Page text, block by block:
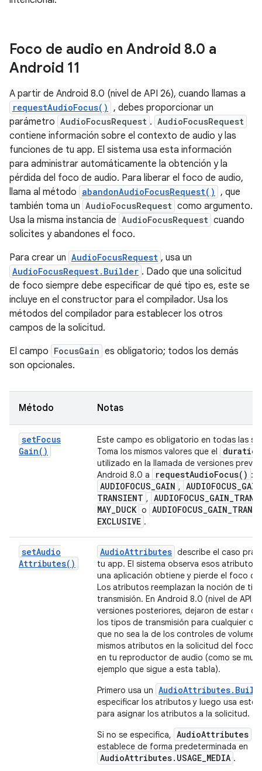
Foco de audio en Android 8.0 a
Android 11
A partir de Android 8.0 (nivel de API 26), cuando llamas a
requestAudioFocus() , debes proporcionar un
parámetro AudioFocusRequest . AudioFocusRequest
contiene información sobre el contexto de audio y las
funciones de tu app. El sistema usa esta información
para administrar automáticamente la obtención y la
pérdida del foco de audio. Para liberar el foco de audio,
llama al método abandonAudioFocusRequest() , que
también toma un AudioFocusRequest como argumento.
Usa la misma instancia de AudioFocusRequest cuando
solicites y abandones el foco.
Para crear un AudioFocusRequest , usa un
AudioFocusRequest.Builder . Dado que una solicitud
de foco siempre debe especificar de qué tipo es, este se
incluye en el constructor para el compilador. Usa los
métodos del compilador para establecer los otros
campos de la solicitud.
El campo FocusGain es obligatorio; todos los demás
son opcionales.
Método Notas
setFocus
Gain( )
Este campo es obligatorio en todas las
Toma los mismos valores que el
duration
utilizado en la llamada de versiones
Android 8.0 a
requestAudioFocus( ) :
AUDIOFOCUS_GAIN , AUDIOFOCUS_GAIN
TRANSIENT , AUDIOFOCUS_GAIN_
MAY_DUCK o AUDIOFOCUS_GAIN_
EXCLUSIVE .
setAudio
Attributes( )
AudioAttributes describe el caso
tu app. El sistema observa esos atributos
una aplicación obtiene y pierde el foco
Los atributos reemplazan la noción de
transmisión. En Android 8.0 (nivel de API
versiones posteriores, dejaron de estar
los tipos de transmisión para cualquier
que no sea la de los controles de
mismos atributos en la solicitud del foco
en tu reproductor de audio (como se
ejemplo que sigue a esta tabla).
Primero usa un
especificar los atributos y luego usa este
para asignar los atributos a la solicitud.
Si no se especifica, AudioAttributes
establece de forma predeterminada en
AudioAttributes.USAGE_MEDIA .